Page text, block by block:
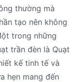
thường mà
tạo nên không
trong những
trần đèn là Quạt
kế tinh tế và
hẹn mang đến